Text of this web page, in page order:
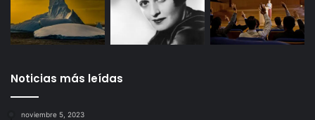
Noticias más leídas
noviembre 5, 2023